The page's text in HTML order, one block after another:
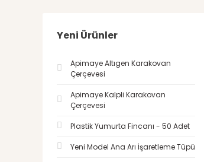
Yeni Ürünler
Apimaye Altıgen Karakovan
Çerçevesi
Apimaye Kalpli Karakovan
Çerçevesi
Plastik Yumurta Fincanı - 50 Adet
Yeni Model Ana Arı İşaretleme Tüpü